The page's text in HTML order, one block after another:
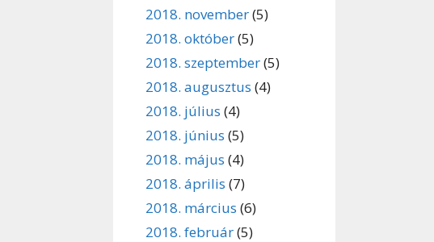
2018. november(5)
2018. október(5)
2018. szeptember(5)
2018. augusztus (4)
2018. július (4)
2018. június (5)
2018. május (4)
2018. április (7)
2018. március (6)
2018. február(5)